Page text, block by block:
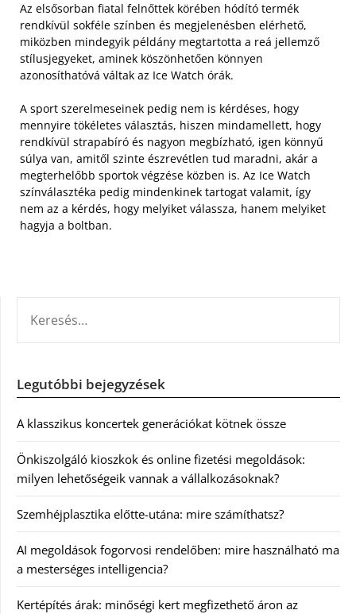
Az elsősorban fiatal felnőttek körében hódító termék
rendkívül sokféle színben és megjelenésben elérhető,
miközben mindegyik példány megtartotta a reá jellemző
stílusjegyeket, aminek köszönhetően könnyen
azonosíthatóvá váltak az Ice Watch órák.
A sport szerelmeseinek pedig nem is kérdéses, hogy
mennyire tökéletes választás, hiszen mindamellett, hogy
rendkívül strapabíró és nagyon megbízható, igen könnyű
súlya van, amitől szinte észrevétlen tud maradni, akár a
megterhelőbb sportok végzése közben is. Az Ice Watch
színválasztéka pedig mindenkinek tartogat valamit, így
nem az a kérdés, hogy melyiket válassza, hanem melyiket
hagyja a boltban.
Legutóbbi bejegyzések
A klasszikus koncertek generációkat kötnek össze
Önkiszolgáló kioszkok és online fizetési megoldások:
milyen lehetőségeik vannak a vállalkozásoknak?
Szemhéjplasztika előtte-utána: mire számíthatsz?
AI megoldások fogorvosi rendelőben: mire használható ma
a mesterséges intelligencia?
Kertépítés árak: minőségi kert megfizethető áron az